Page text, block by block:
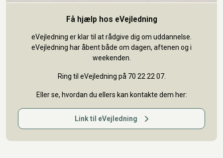
Få hjælp hos eVejledning
eVejledning er klar til at rådgive dig om uddannelse.
eVejledning har åbent både om dagen, aftenen og i
weekenden.
Ring til eVejledning på 70 22 22 07.
Eller se, hvordan du ellers kan kontakte dem her:
Link til eVejledning